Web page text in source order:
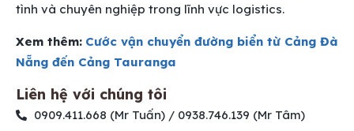
tình và chuyên nghiệp trong lĩnh vực logistics.
Xem thêm: Cước vận chuyển đường biển từ Cảng Đà
Nẵng đến Cảng Tauranga
Liên hệ với chúng tôi
0909.411.668 (Mr Tuấn) / 0938.746.139 (Mr Tâm)